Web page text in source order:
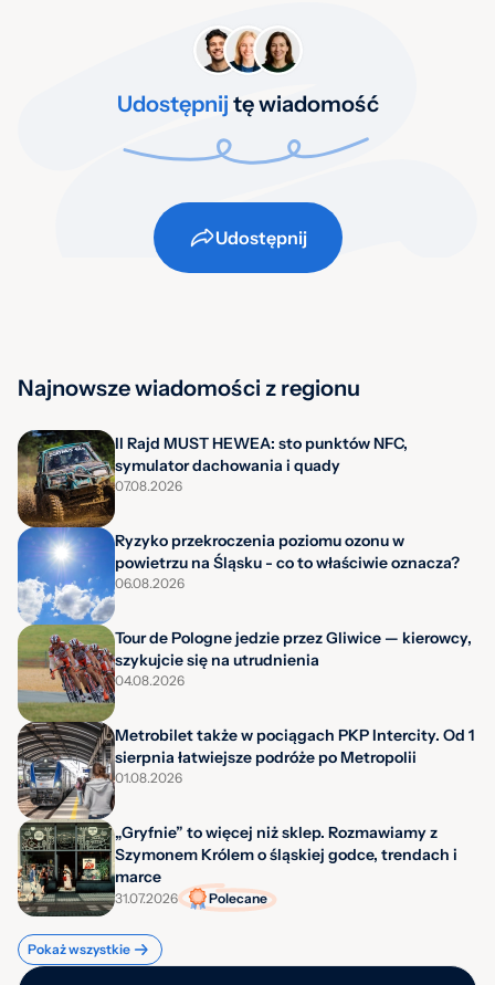
Udostępnij tę wiadomość
Udostępnij
Najnowsze wiadomości z regionu
II Rajd MUST HEWEA: sto punktów NFC,
symulator dachowania i quady
07.08.2026
Ryzyko przekroczenia poziomu ozonu w
powietrzu na Śląsku - co to właściwie oznacza?
06.08.2026
Tour de Pologne jedzie przez Gliwice — kierowcy,
szykujcie się na utrudnienia
04.08.2026
Metrobilet także w pociągach PKP Intercity. Od 1
sierpnia łatwiejsze podróże po Metropolii
01.08.2026
„Gryfnie” to więcej niż sklep. Rozmawiamy z
Szymonem Królem o śląskiej godce, trendach i
marce
31.07.2026 Polecane
Pokaż wszystkie